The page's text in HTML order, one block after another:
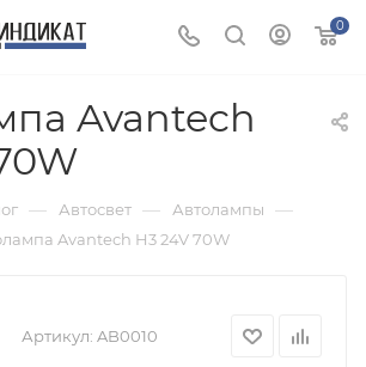
0
Avantech
— Автосвет — Автолампы —
Avantech H3 24V 70W
Артикул: AB0010